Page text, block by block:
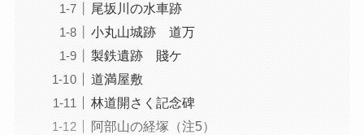
尾坂川の水車跡
小丸山城跡 道万
製鉄遺跡 賤ケ
道満屋敷
林道開さく記念碑
阿部山の経塚（注5）